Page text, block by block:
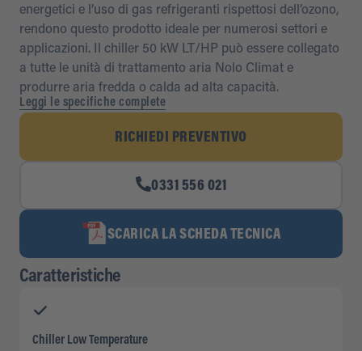
energetici e l’uso di gas refrigeranti rispettosi dell’ozono,
rendono questo prodotto ideale per numerosi settori e
applicazioni. Il chiller 50 kW LT/HP può essere collegato
a tutte le unità di trattamento aria Nolo Climat e
produrre aria fredda o calda ad alta capacità.
Leggi le specifiche complete
RICHIEDI PREVENTIVO
0331 556 021
SCARICA LA SCHEDA TECNICA
Caratteristiche
Chiller Low Temperature